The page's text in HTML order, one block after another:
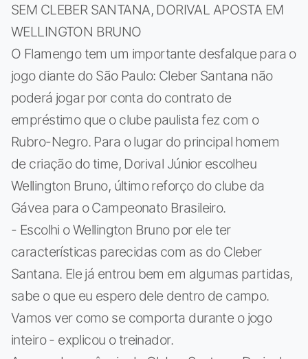
SEM CLEBER SANTANA, DORIVAL APOSTA EM
WELLINGTON BRUNO
O Flamengo tem um importante desfalque para o
jogo diante do São Paulo: Cleber Santana não
poderá jogar por conta do contrato de
empréstimo que o clube paulista fez com o
Rubro-Negro. Para o lugar do principal homem
de criação do time, Dorival Júnior escolheu
Wellington Bruno, último reforço do clube da
Gávea para o Campeonato Brasileiro.
- Escolhi o Wellington Bruno por ele ter
características parecidas com as do Cleber
Santana. Ele já entrou bem em algumas partidas,
sabe o que eu espero dele dentro de campo.
Vamos ver como se comporta durante o jogo
inteiro - explicou o treinador.